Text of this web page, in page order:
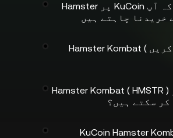
منتخب کریں کہ آپ KuCoin پر Hamster
کیسے ذخیرہ کریں Hamster Kombat (
آپ KuCoin پر Hamster Kombat ( HMSTR )
کر سکتے ہیں؟
KuCoin Hamster